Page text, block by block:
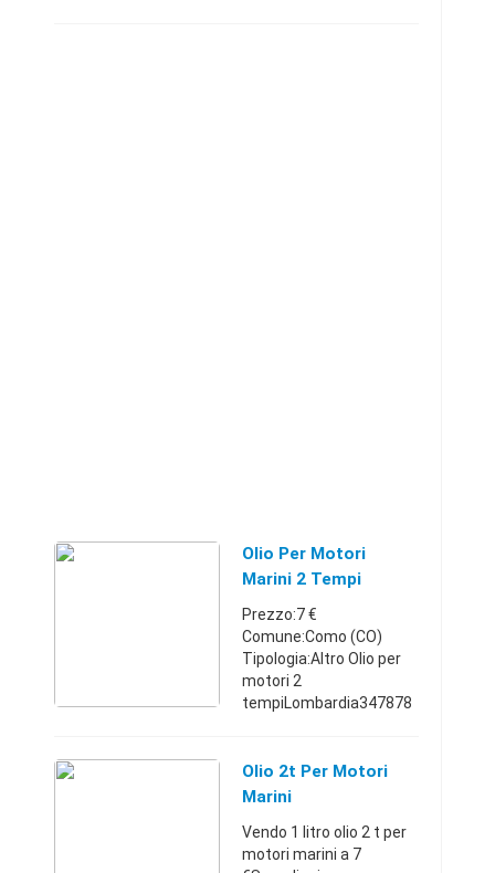
Olio Per Motori
Marini 2 Tempi
Prezzo:7 €
Comune:Como (CO)
Tipologia:Altro Olio per
motori 2
tempiLombardia347878
Olio 2t Per Motori
Marini
Vendo 1 litro olio 2 t per
motori marini a 7